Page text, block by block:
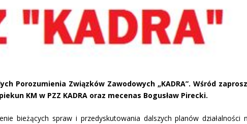
Porozumienia Związków Zawodowych „KADRA”. Wśród
KM w PZZ KADRA oraz mecenas Bogusław Pirecki.
bieżących spraw i przedyskutowania dalszych planów działalności